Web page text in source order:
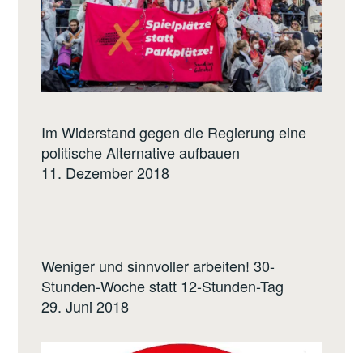
Im Widerstand gegen die Regierung eine
politische Alternative aufbauen
11. Dezember 2018
Weniger und sinnvoller arbeiten! 30-
Stunden-Woche statt 12-Stunden-Tag
29. Juni 2018